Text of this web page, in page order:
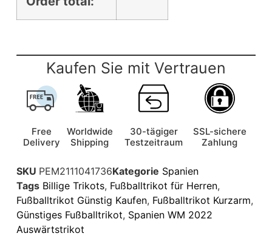
Kaufen Sie mit Vertrauen
Free
Delivery
Worldwide
Shipping
30-tägiger
Testzeitraum
SSL-sichere
Zahlung
SKU PEM2111041736Kategorie Spanien
Tags Billige Trikots, Fußballtrikot für Herren,
Fußballtrikot Günstig Kaufen, Fußballtrikot Kurzarm,
Günstiges Fußballtrikot, Spanien WM 2022
Auswärtstrikot